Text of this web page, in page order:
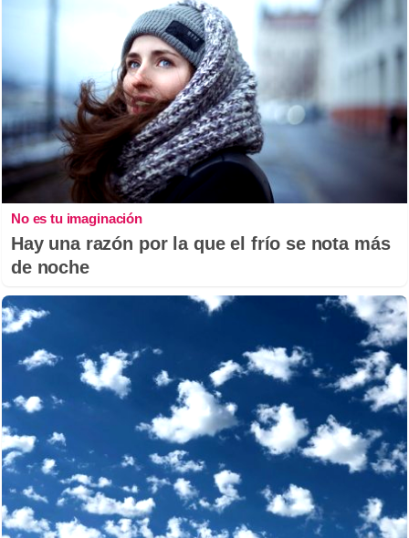
No es tu imaginación
Hay una razón por la que el frío se nota más
de noche